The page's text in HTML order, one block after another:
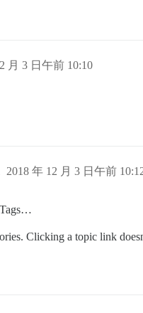
月 3 日午前 10:10
2018 年 12 月 3 日午前
Tags…
Clicking a topic link